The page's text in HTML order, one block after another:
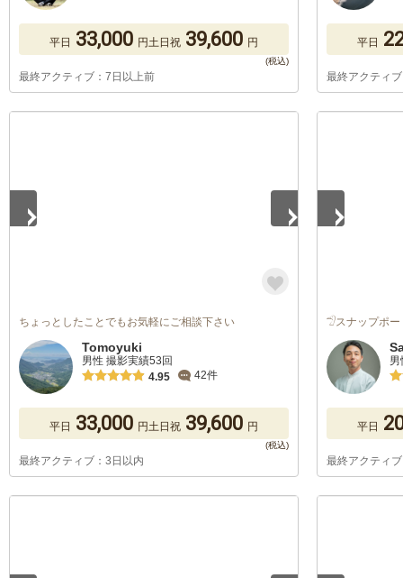
平日 33,000 円土日祝 39,600 円
最終アクティブ：7日以上前
平日
最終アクティ
ちょっとしたことでもお気軽にご相談下さい
Tomoyuki
男性 撮影実績53回
4.95
42件
平日 33,000 円土日祝 39,600 円
最終アクティブ：3日以内
𓅿スナップポー
平日
最終アクティ